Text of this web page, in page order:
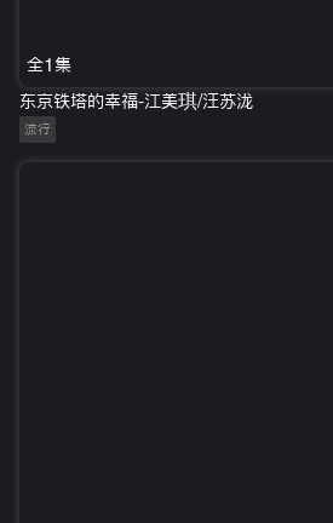
全1集
东京铁塔的幸福-江美琪/汪苏泷
流行